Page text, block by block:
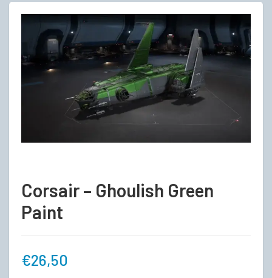
Corsair – Ghoulish Green
Paint
€26,50